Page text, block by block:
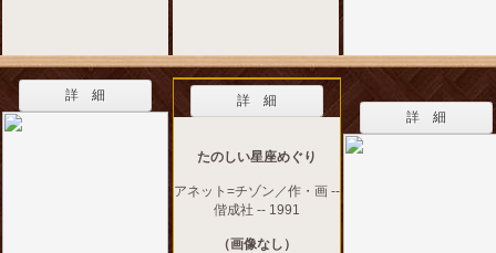
詳 細 詳 細
たのしい星座めぐり
アネット=チゾン／作・画 --
偕成社 -- 1991
（画像なし）
詳 細